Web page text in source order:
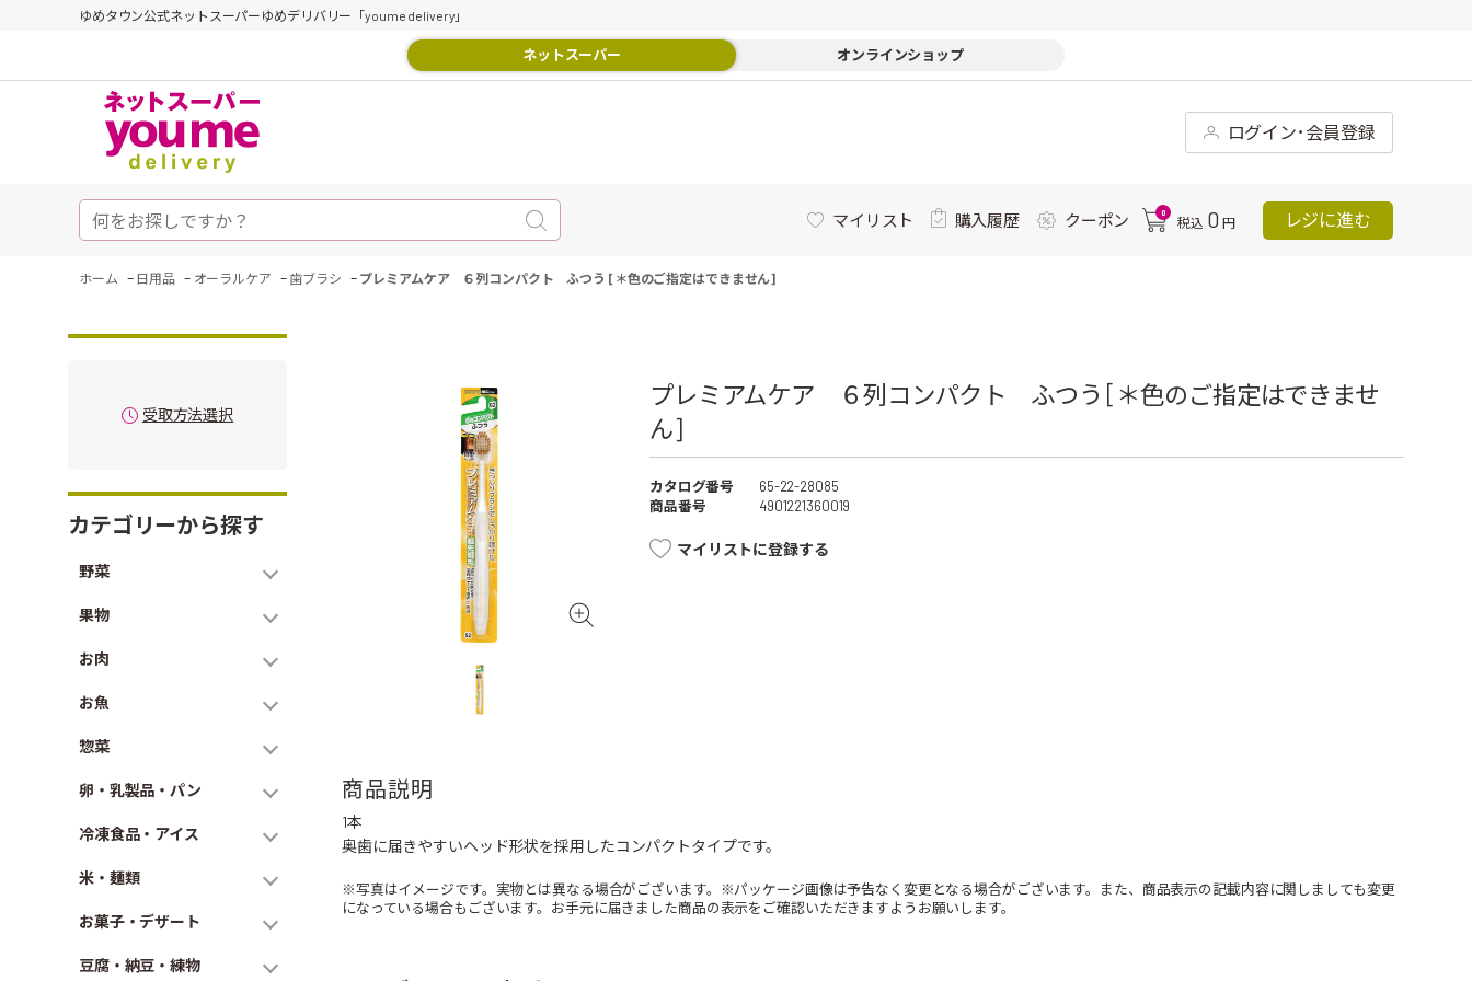
ゆめタウン公式ネットスーパーゆめデリバリー「youme delivery」
ネットスーパー オンラインショップ
ログイン･会員登録
マイリスト 購入履歴 クーポン 0
税込 0 円 レジに進む
ホーム - 日用品 - オーラルケア -歯ブラシ - プレミアムケア ６列コンパクト ふつう [＊色のご指定はできません]
受取方法選択
カテゴリーから探す
野菜
果物
お肉
お魚
惣菜
卵・乳製品・パン
冷凍食品・アイス
米・麺類
お菓子・デザート
豆腐・納豆・練物
プレミアムケア ６列コンパクト ふつう [＊色のご指定はできませ
ん]
カタログ番号
65-22-28085
商品番号
4901221360019
マイリストに登録する
商品説明
1本
奥歯に届きやすいヘッド形状を採用したコンパクトタイプです。
※写真はイメージです。実物とは異なる場合がございます。※パッケージ画像は予告なく変更となる場合がございます。また、商品表示の記載内容に関しましても変更
になっている場合もございます。お手元に届きました商品の表示をご確認いただきますようお願いします。